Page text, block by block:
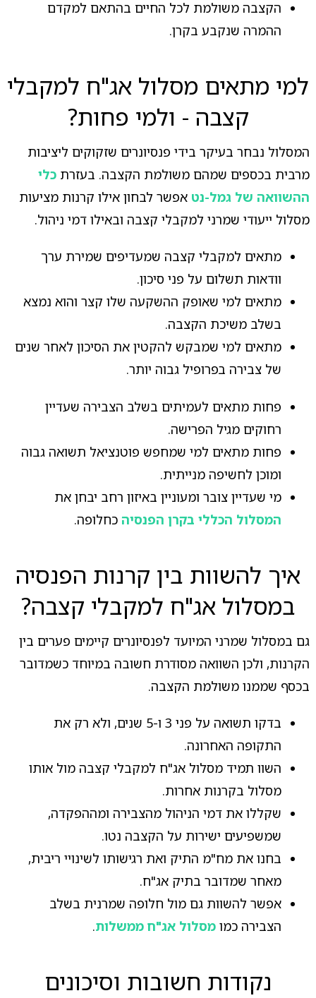
הקצבה משולמת לכל החיים בהתאם למקדם
ההמרה שנקבע בקרן.
למי מתאים מסלול אג"ח למקבלי
קצבה - ולמי פחות?
המסלול נבחר בעיקר בידי פנסיונרים שזקוקים ליציבות
מרבית בכספים שמהם משולמת הקצבה. בעזרת כלי
ההשוואה של גמל-נט אפשר לבחון אילו קרנות מציעות
מסלול ייעודי שמרני למקבלי קצבה ובאילו דמי ניהול.
מתאים למקבלי קצבה שמעדיפים שמירת ערך
וודאות תשלום על פני סיכון.
מתאים למי שאופק ההשקעה שלו קצר והוא נמצא
בשלב משיכת הקצבה.
מתאים למי שמבקש להקטין את הסיכון לאחר שנים
של צבירה בפרופיל גבוה יותר.
פחות מתאים לעמיתים בשלב הצבירה שעדיין
רחוקים מגיל הפרישה.
פחות מתאים למי שמחפש פוטנציאל תשואה גבוה
ומוכן לחשיפה מנייתית.
מי שעדיין צובר ומעוניין באיזון רחב יבחן את
המסלול הכללי בקרן הפנסיהכחלופה.
איך להשוות בין קרנות הפנסיה
במסלול אג"ח למקבלי קצבה?
גם במסלול שמרני המיועד לפנסיונרים קיימים פערים בין
הקרנות, ולכן השוואה מסודרת חשובה במיוחד כשמדובר
בכסף שממנו משולמת הקצבה.
בדקו תשואה על פני 3 ו-5 שנים, ולא רק את
התקופה האחרונה.
השוו תמיד מסלול אג"ח למקבלי קצבה מול אותו
מסלול בקרנות אחרות.
שקללו את דמי הניהול מהצבירה ומההפקדה,
שמשפיעים ישירות על הקצבה נטו.
בחנו את מח"מ התיק ואת רגישותו לשינויי ריבית,
מאחר שמדובר בתיק אג"ח.
אפשר להשוות גם מול חלופה שמרנית בשלב
הצבירה כמו מסלול אג"ח ממשלות.
נקודות חשובות וסיכונים